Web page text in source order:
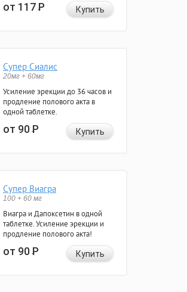
от 117Р Купить
Супер Сиалис
20мг + 60мг
Усиление эрекции до 36 часов и
продление полового акта в
одной таблетке.
от 90Р Купить
Супер Виагра
100 + 60 мг
Виагра и Дапоксетин в одной
таблетке. Усиление эрекции и
продление полового акта!
от 90Р Купить